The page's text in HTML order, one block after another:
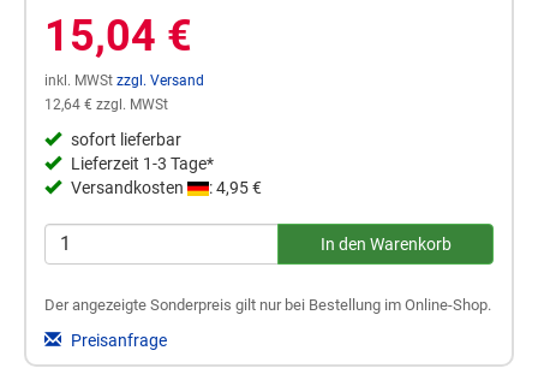
15,04 €
inkl. MWSt zzgl. Versand
12,64 € zzgl. MWSt
sofort lieferbar
Lieferzeit 1-3 Tage*
Versandkosten
: 4,95 €
Der angezeigte Sonderpreis gilt nur bei Bestellung im Online-Shop.
Preisanfrage